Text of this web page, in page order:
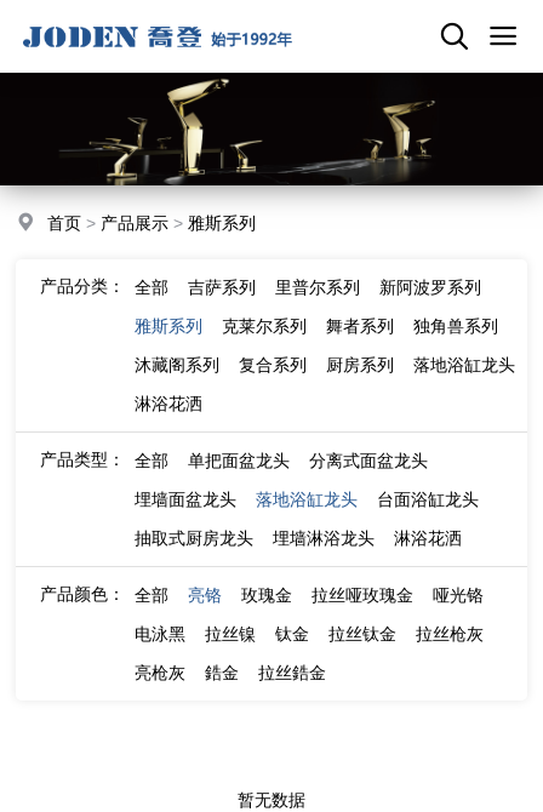
首页 > 产品展示 >雅斯系列
产品分类： 全部 吉萨系列 里普尔系列
新阿波罗系列
雅斯系列
克莱尔系列 舞者系列
独角兽系列
沐藏阁系列
复合系列 厨房系列
落地浴缸龙头
淋浴花洒
产品类型： 全部 单把面盆龙头
分离式面盆龙头
埋墙面盆龙头
落地浴缸龙头
台面浴缸龙头
抽取式厨房龙头
埋墙淋浴龙头 淋浴花洒
产品颜色： 全部 亮铬 玫瑰金 拉丝哑玫瑰金
哑光铬
电泳黑
拉丝镍 钛金 拉丝钛金
拉丝枪灰
亮枪灰
鋯金 拉丝鋯金
暂无数据